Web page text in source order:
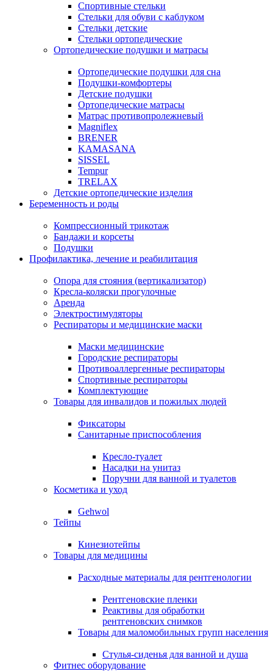
Спортивные стельки
Стельки для обуви с каблуком
Стельки детские
Стельки ортопедические
Ортопедические подушки и матрасы
Ортопедические подушки для сна
Подушки-комфортеры
Детские подушки
Ортопедические матрасы
Матрас противопролежневый
Magniflex
BRENER
KAMASANA
SISSEL
Tempur
TRELAX
Детские ортопедические изделия
Беременность и роды
Компрессионный трикотаж
Бандажи и корсеты
Подушки
Профилактика, лечение и реабилитация
Опора для стояния (вертикализатор)
Кресла-коляски прогулочные
Аренда
Электростимуляторы
Респираторы и медицинские маски
Маски медицинские
Городские респираторы
Противоаллергенные респираторы
Спортивные респираторы
Комплектующие
Товары для инвалидов и пожилых людей
Фиксаторы
Санитарные приспособления
Кресло-туалет
Насадки на унитаз
Поручни для ванной и туалетов
Косметика и уход
Gehwol
Тейпы
Кинезиотейпы
Товары для медицины
Расходные материалы для рентгенологии
Рентгеновские пленки
Реактивы для обработки
рентгеновских снимков
Товары для маломобильных групп населения
Стулья-сиденья для ванной и душа
Фитнес оборудование